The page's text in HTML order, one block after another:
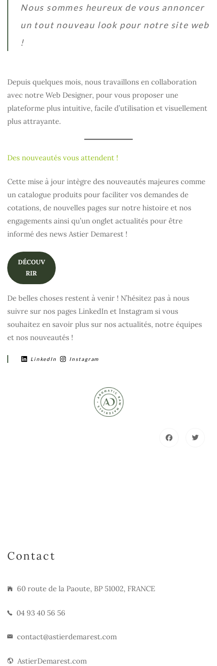
Nous sommes heureux de vous annoncer
un tout nouveau look pour notre site web
!
Depuis quelques mois, nous travaillons en collaboration
avec notre Web Designer, pour vous proposer une
plateforme plus intuitive, facile d’utilisation et visuellement
plus attrayante.
Des nouveautés vous attendent !
Cette mise à jour intègre des nouveautés majeures comme
un catalogue produits pour faciliter vos demandes de
cotations, de nouvelles pages sur notre histoire et nos
engagements ainsi qu’un onglet actualités pour être
informé des news Astier Demarest !
DÉCOUV
RIR
De belles choses restent à venir ! N’hésitez pas à nous
suivre sur nos pages LinkedIn et Instagram si vous
souhaitez en savoir plus sur nos actualités, notre équipes
et nos nouveautés !
LinkedIn Instagram
Contact
60 route de la Paoute, BP 51002, FRANCE
04 93 40 56 56
contact@astierdemarest.com
AstierDemarest.com